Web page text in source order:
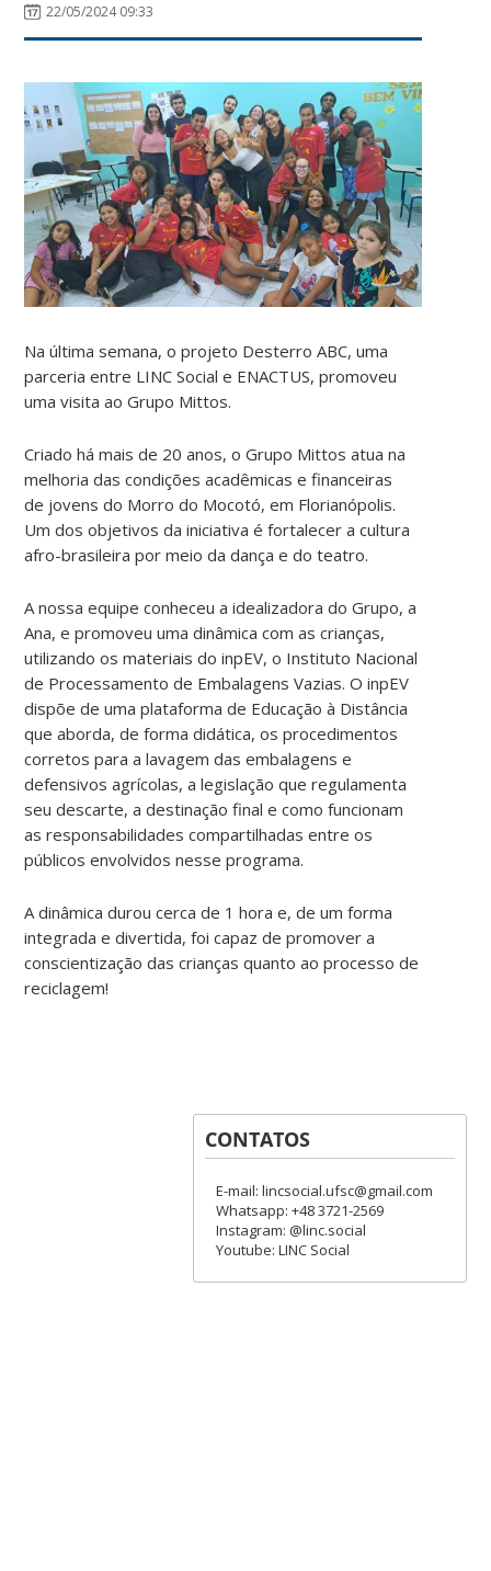
22/05/2024 09:33
Na última semana, o projeto Desterro ABC, uma
parceria entre LINC Social e ENACTUS, promoveu
uma visita ao Grupo Mittos.
Criado há mais de 20 anos, o Grupo Mittos atua na
melhoria das condições acadêmicas e financeiras
de jovens do Morro do Mocotó, em Florianópolis.
Um dos objetivos da iniciativa é fortalecer a cultura
afro-brasileira por meio da dança e do teatro.
A nossa equipe conheceu a idealizadora do Grupo, a
Ana, e promoveu uma dinâmica com as crianças,
utilizando os materiais do inpEV, o Instituto Nacional
de Processamento de Embalagens Vazias. O inpEV
dispõe de uma plataforma de Educação à Distância
que aborda, de forma didática, os procedimentos
corretos para a lavagem das embalagens e
defensivos agrícolas, a legislação que regulamenta
seu descarte, a destinação final e como funcionam
as responsabilidades compartilhadas entre os
públicos envolvidos nesse programa.
A dinâmica durou cerca de 1 hora e, de um forma
integrada e divertida, foi capaz de promover a
conscientização das crianças quanto ao processo de
reciclagem!
CONTATOS
E-mail: lincsocial.ufsc@gmail.com
Whatsapp: +48 3721-2569
Instagram: @linc.social
Youtube: LINC Social